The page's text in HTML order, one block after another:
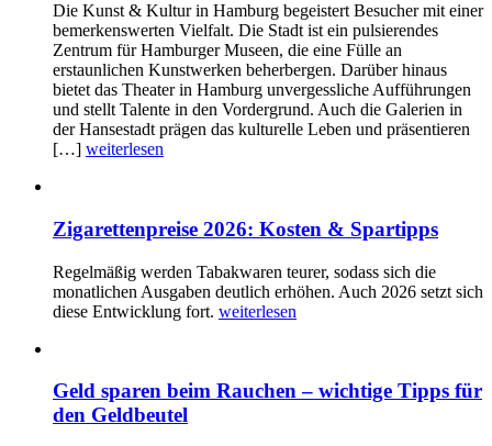
Die Kunst & Kultur in Hamburg begeistert Besucher mit einer
bemerkenswerten Vielfalt. Die Stadt ist ein pulsierendes
Zentrum für Hamburger Museen, die eine Fülle an
erstaunlichen Kunstwerken beherbergen. Darüber hinaus
bietet das Theater in Hamburg unvergessliche Aufführungen
und stellt Talente in den Vordergrund. Auch die Galerien in
der Hansestadt prägen das kulturelle Leben und präsentieren
[…] weiterlesen
Zigarettenpreise 2026: Kosten & Spartipps
Regelmäßig werden Tabakwaren teurer, sodass sich die
monatlichen Ausgaben deutlich erhöhen. Auch 2026 setzt sich
diese Entwicklung fort. weiterlesen
Geld sparen beim Rauchen – wichtige Tipps für
den Geldbeutel